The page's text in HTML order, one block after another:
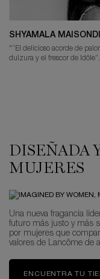
SHYAMALA
"“El delicioso acorde de
dulzura y el frescor de Idôle”.
DISEÑADA
MUJERES
Una nueva fragancia
futuro más justo y más
por mujeres que
valores de Lancôme de
ENCUENTRA TU